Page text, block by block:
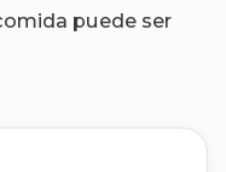
puede ser